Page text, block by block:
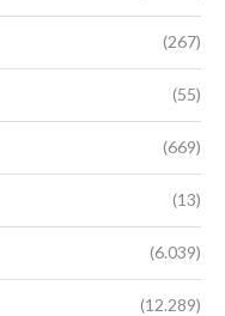
(267)
(55)
(669)
(13)
(6.039)
(12.289)